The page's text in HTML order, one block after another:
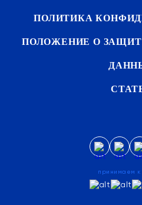
ПОЛИТИКА
ПОЛОЖЕНИЕ О
принимаем к